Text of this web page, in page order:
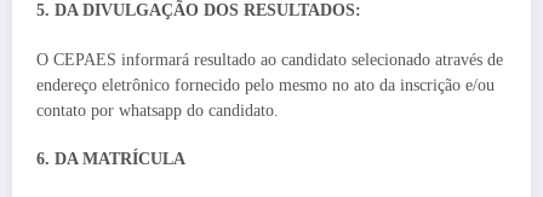
5. DA DIVULGAÇÃO DOS RESULTADOS:
O CEPAES informará resultado ao candidato selecionado através de
endereço eletrônico fornecido pelo mesmo no ato da inscrição e/ou
contato por whatsapp do candidato.
6. DA MATRÍCULA